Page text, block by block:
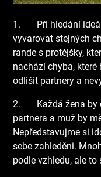
1.
Při hledání
vyvarovat stejných
rande s protějšky,
nachází chyba,
odlišit partnery a
2.
Každá žena
partnera a muž by
Nepředstavujme si
sebe zahleděni.
podle vzhledu, ale to